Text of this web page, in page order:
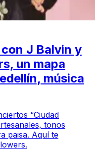
J Balvin y
un mapa
música
“Ciudad
tonos
paisa. Aquí te